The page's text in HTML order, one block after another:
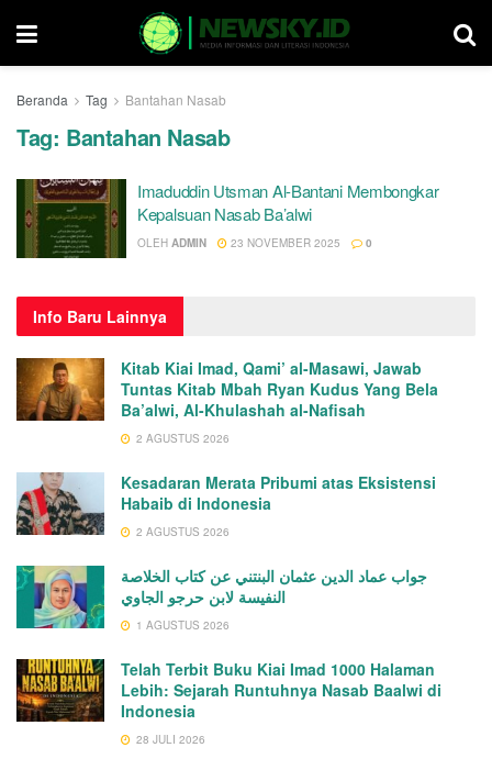
Beranda Tag Bantahan Nasab
Tag: Bantahan Nasab
Imaduddin Utsman Al-Bantani Membongkar
Kepalsuan Nasab Ba’alwi
OLEH ADMIN 23 NOVEMBER 2025 0
Info Baru Lainnya
Kitab Kiai Imad, Qami’ al-Masawi, Jawab
Tuntas Kitab Mbah Ryan Kudus Yang Bela
Ba’alwi, Al-Khulashah al-Nafisah
2 AGUSTUS 2026
Kesadaran Merata Pribumi atas Eksistensi
Habaib di Indonesia
2 AGUSTUS 2026
جواب عماد الدين عثمان البنتني عن كتاب الخلاصة
النفيسة لابن حرجو الجاوي
1 AGUSTUS 2026
Telah Terbit Buku Kiai Imad 1000 Halaman
Lebih: Sejarah Runtuhnya Nasab Baalwi di
Indonesia
28 JULI 2026